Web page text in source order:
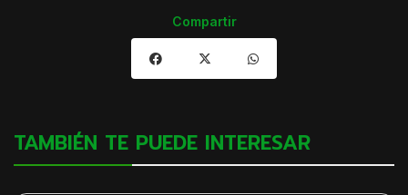
Compartir
TAMBIÉN TE PUEDE INTERESAR